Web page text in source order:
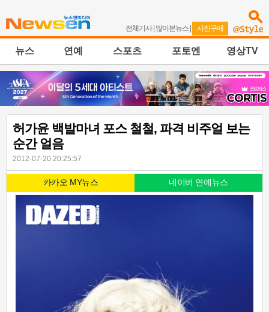
전체기사| 많이본뉴스 | 사진구매
뉴스 연예 스포츠 포토엔 영상TV
허가윤 백발마녀 포스 철철, 파격 비주얼 보는
순간 얼음
2012-07-20 20:25:57
카카오 MY뉴스 네이버 연예뉴스